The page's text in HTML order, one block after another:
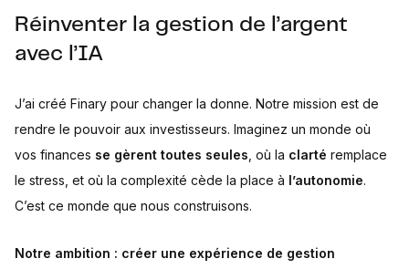
Réinventer la gestion de l’argent
avec l’IA
J’ai créé Finary pour changer la donne. Notre mission est de
rendre le pouvoir aux investisseurs. Imaginez un monde où
vos finances se gèrent toutes seules , où la clarté remplace
le stress, et où la complexité cède la place à l’autonomie.
C’est ce monde que nous construisons.
Notre ambition : créer une expérience de gestion